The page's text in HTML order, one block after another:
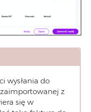
wysłania do
z
się w